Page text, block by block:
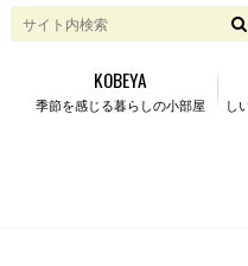
季節を感じる暮らしの小部屋
KOBEYA
し